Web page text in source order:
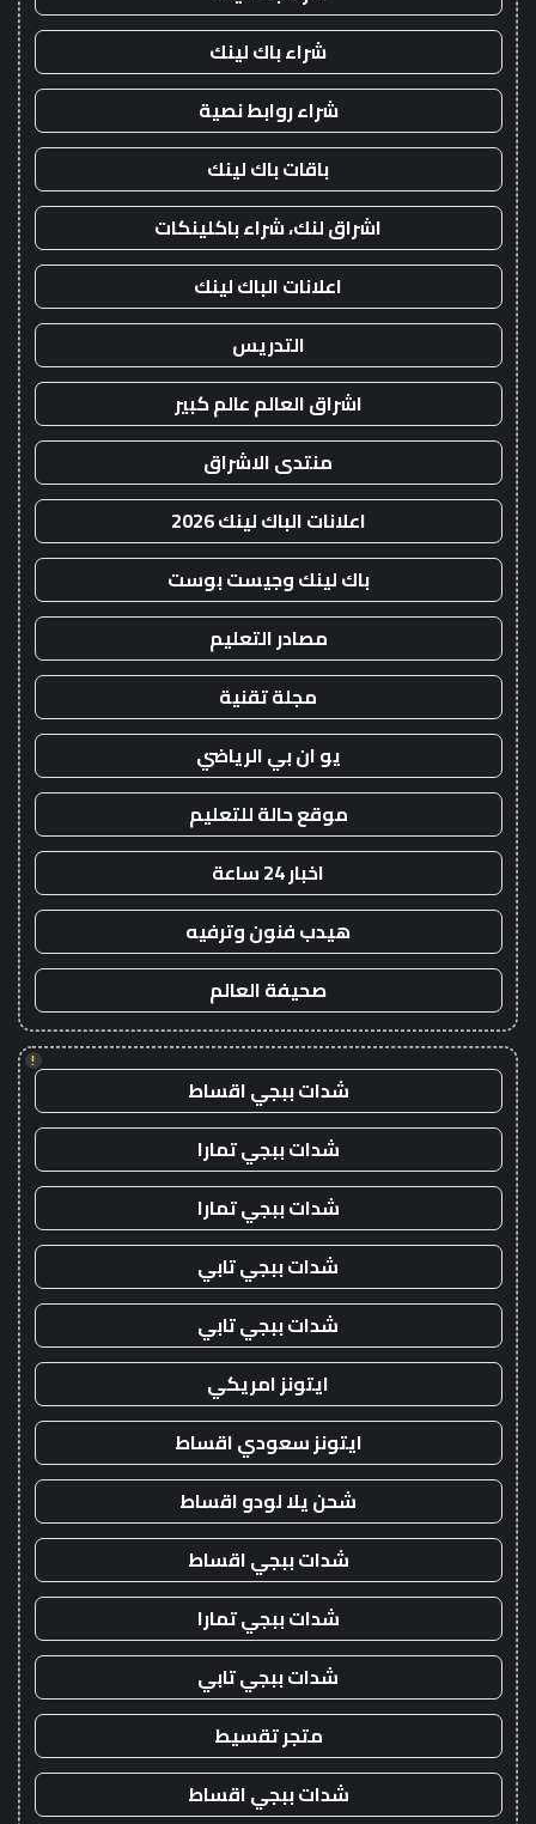
شراء باك لينك
شراء روابط نصية
باقات باك لينك
اشراق لنك، شراء باكلينكات
اعلانات الباك لينك
التدريس
اشراق العالم عالم كبير
منتدى الاشراق
اعلانات الباك لينك 2026
باك لينك وجيست بوست
مصادر التعليم
مجلة تقنية
يو ان بي الرياضي
موقع حالة للتعليم
اخبار 24 ساعة
هيدب فنون وترفيه
صحيفة العالم
!
شدات ببجي اقساط
شدات ببجي تمارا
شدات ببجي تمارا
شدات ببجي تابي
شدات ببجي تابي
ايتونز امريكي
ايتونز سعودي اقساط
شحن يلا لودو اقساط
شدات ببجي اقساط
شدات ببجي تمارا
شدات ببجي تابي
متجر تقسيط
شدات ببجي اقساط